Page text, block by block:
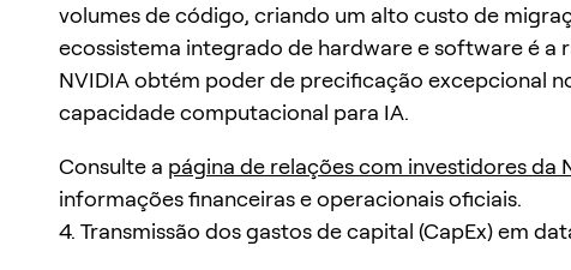
volumes de código, criando um alto custo de
ecossistema integrado de hardware e software é a
NVIDIA obtém poder de precificação excepcional
capacidade computacional para IA.
Consulte a página de relações com investidores da
informações financeiras e operacionais oficiais.
4. Transmissão dos gastos de capital (CapEx) em